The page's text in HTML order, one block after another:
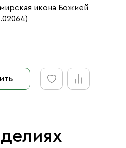
икона Божией